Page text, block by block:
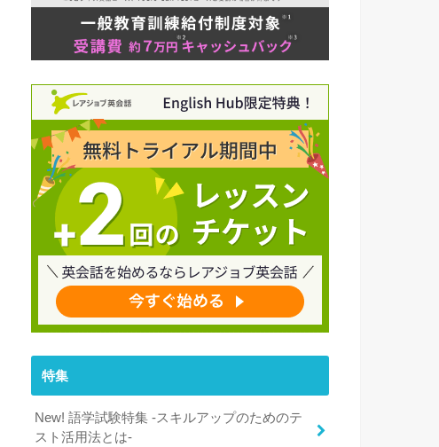
特集
New! 語学試験特集 -スキルアップのためのテ
スト活用法とは-